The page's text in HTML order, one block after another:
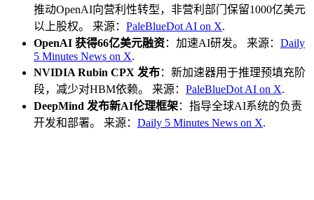
推动OpenAI向营利性转型，非营利部门保留1000亿美元
以上股权。 来源： PaleBlueDot AI on X.
OpenAI 获得66亿美元融资：加速AI研发。 来源： Daily
5 Minutes News on X.
NVIDIA Rubin CPX 发布：新加速器用于推理预填充阶
段，减少对HBM依赖。 来源： PaleBlueDot AI on X.
DeepMind 发布新AI伦理框架：指导全球AI系统的负责
开发和部署。 来源： Daily 5 Minutes News on X.